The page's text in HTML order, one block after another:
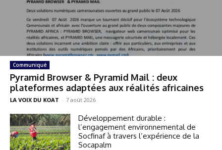
Communiqué
Pyramid Browser & Pyramid Mail : deux
plateformes adaptées aux réalités africaines
LA VOIX DU KOAT - 7 août 2026
Développement durable :
l’engagement environnemental de
Socfinaf à travers l’expérience de la
Socapalm